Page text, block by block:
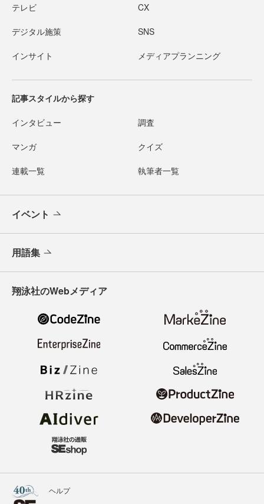
テレビ CX
デジタル施策 SNS
インサイト メディアプランニング
記事スタイルから探す
インタビュー 調査
マンガ クイズ
連載一覧 執筆者一覧
イベント
用語集
翔泳社のWebメディア
ヘルプ